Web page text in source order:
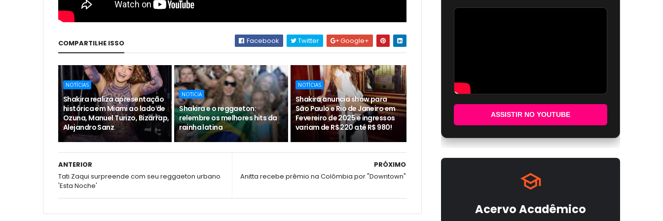
COMPARTILHE ISSO Facebook Twitter Google+
NOTÍCIAS
Shakira realiza apresentação
histórica em Miami ao lado de
Ozuna, Manuel Turizo, Bizarrap,
Alejandro Sanz
NOTICIA
Shakira e o reggaeton:
relembre os melhores hits da
rainha latina
NOTÍCIAS
Shakira anuncia show para
São Paulo e Rio de Janeiro em
Fevereiro de 2025 e ingressos
variam de R$ 220 até R$ 980!
PRÓXIMO
Anitta recebe prêmio na Colômbia por "Downtown"
ANTERIOR
Tati Zaqui surpreende com seu reggaeton urbano
'Esta Noche'
ASSISTIR NO YOUTUBE
Acervo Acadêmico